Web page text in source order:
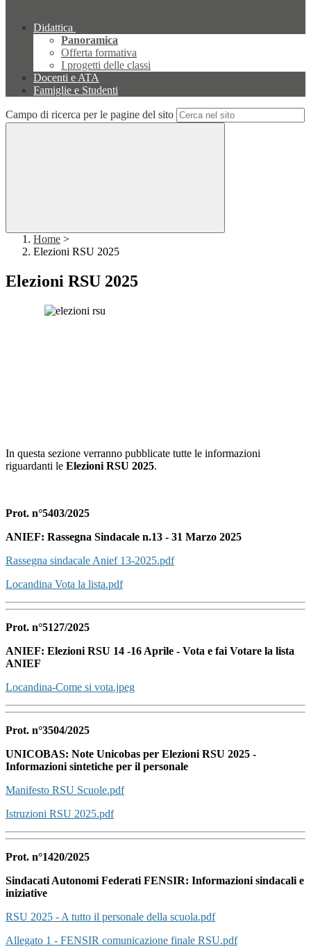
Didattica
Panoramica
Offerta formativa
I progetti delle classi
Docenti e ATA
Famiglie e Studenti
Campo di ricerca per le pagine del sito
Home >
Elezioni RSU 2025
Elezioni RSU 2025
In questa sezione verranno pubblicate tutte le informazioni
riguardanti le Elezioni RSU 2025.
Prot. n°5403/2025
ANIEF: Rassegna Sindacale n.13 - 31 Marzo 2025
Rassegna sindacale Anief 13-2025.pdf
Locandina Vota la lista.pdf
Prot. n°5127/2025
ANIEF: Elezioni RSU 14 -16 Aprile - Vota e fai Votare la lista
ANIEF
Locandina-Come si vota.jpeg
Prot. n°3504/2025
UNICOBAS: Note Unicobas per Elezioni RSU 2025 -
Informazioni sintetiche per il personale
Manifesto RSU Scuole.pdf
Istruzioni RSU 2025.pdf
Prot. n°1420/2025
Sindacati Autonomi Federati FENSIR: Informazioni sindacali e
iniziative
RSU 2025 - A tutto il personale della scuola.pdf
Allegato 1 - FENSIR comunicazione finale RSU.pdf